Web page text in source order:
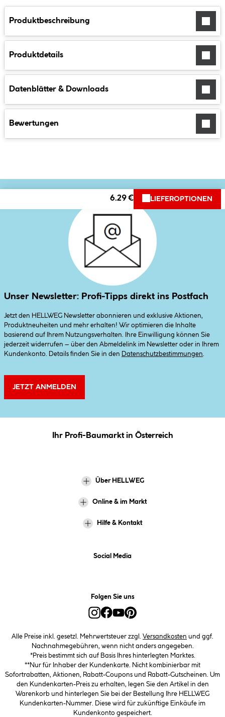
Produktbeschreibung
Produktdetails
Datenblätter & Downloads
Bewertungen
6.29 € LIEFEROPTIONEN
Unser Newsletter: Profi-Tipps direkt ins Postfach
Jetzt den HELLWEG Newsletter abonnieren und exklusive Aktionen,
Produktneuheiten und mehr erhalten! Wir optimieren die Inhalte
basierend auf Ihrem Nutzungsverhalten. Ihre Einwilligung können Sie
jederzeit widerrufen – über den Abmeldelink im Newsletter oder in Ihrem
Kundenkonto. Details finden Sie in den
Datenschutzbestimmungen
JETZT ANMELDEN
Ihr Profi-Baumarkt in Österreich
Über HELLWEG
Online & im Markt
Hilfe & Kontakt
Social Media
Folgen Sie uns
Alle Preise inkl. gesetzl. Mehrwertsteuer zzgl. Versandkosten und ggf.
Nachnahmegebühren, wenn nicht anders angegeben.
*Preis bestimmt sich auf Basis Ihres hinterlegten Marktes.
**Nur für Inhaber der Kundenkarte. Nicht kombinierbar mit
Sofortrabatten, Aktionen, Rabatt-Coupons und Rabatt-Gutscheinen. Um
den Kundenkarten-Preis zu erhalten, legen Sie den Artikel in den
Warenkorb und hinterlegen Sie bei der Bestellung Ihre HELLWEG
Kundenkarten-Nummer. Diese wird für zukünftige Einkäufe im
Kundenkonto gespeichert.